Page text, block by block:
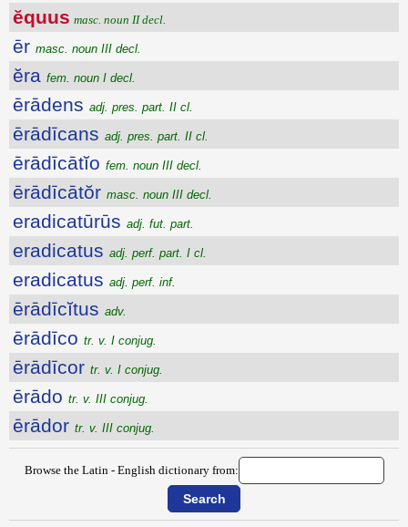
ĕquus masc. noun II decl.
ēr masc. noun III decl.
ĕra fem. noun I decl.
ērādens adj. pres. part. II cl.
ērādīcans adj. pres. part. II cl.
ērādīcātĭo fem. noun III decl.
ērādīcātŏr masc. noun III decl.
eradicatūrūs adj. fut. part.
eradicatus adj. perf. part. I cl.
eradicatus adj. perf. inf.
ērādīcĭtus adv.
ērādīco tr. v. I conjug.
ērādīcor tr. v. I conjug.
ērādo tr. v. III conjug.
ērādor tr. v. III conjug.
Browse the Latin - English dictionary from: